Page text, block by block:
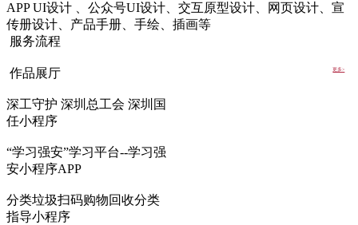
APP UI设计 、公众号UI设计、交互原型设计、网页设计、宣
传册设计、产品手册、手绘、插画等
服务流程
作品展厅 更多>
深工守护 深圳总工会 深圳国
任小程序
“学习强安”学习平台--学习强
安小程序APP
分类垃圾扫码购物回收分类
指导小程序